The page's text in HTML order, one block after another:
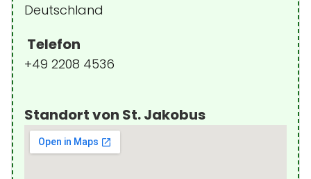
Deutschland
Telefon
+49 2208 4536
Standort von St. Jakobus